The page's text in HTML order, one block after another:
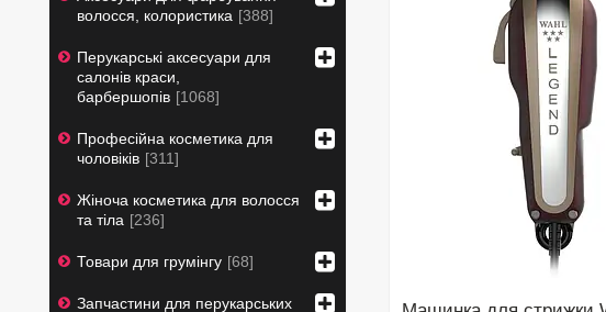
волосся, колористика 388
Перукарські аксесуари для
салонів краси,
барбершопів
1068
Професійна косметика для
чоловіків 311
Жіноча косметика для волосся
та тіла 236
Товари для грумінгу 68
Запчастини для перукарських